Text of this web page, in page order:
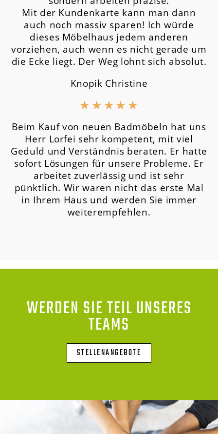
Mit der Kundenkarte kann man dann
auch noch massiv sparen! Ich würde
dieses Möbelhaus jedem anderen
vorziehen, auch wenn es nicht gerade um
die Ecke liegt. Der Weg lohnt sich absolut.
Knopik Christine
★ ★ ★ ★ ★
Beim Kauf von neuen Badmöbeln hat uns
Herr Lorfei sehr kompetent, mit viel
Geduld und Verständnis beraten. Er hatte
sofort Lösungen für unsere Probleme. Er
arbeitet zuverlässig und ist sehr
pünktlich. Wir waren nicht das erste Mal
in Ihrem Haus und werden Sie immer
weiterempfehlen.
WERDEN SIE TEIL UNSERES
TEAMS
STELLENANGEBOTE